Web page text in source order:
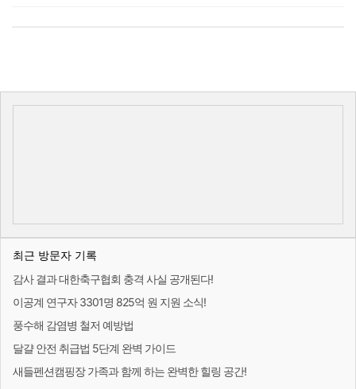
최근 방문자 기록
감사 결과 대한축구협회 충격 사실 공개된다!
이공계 연구자 3301명 825억 원 지원 소식!
풍수해 감염병 철저 예방법
달걀 안전 취급법 5단계 완벽 가이드
새들펜션캠핑장 가족과 함께 하는 완벽한 힐링 공간!